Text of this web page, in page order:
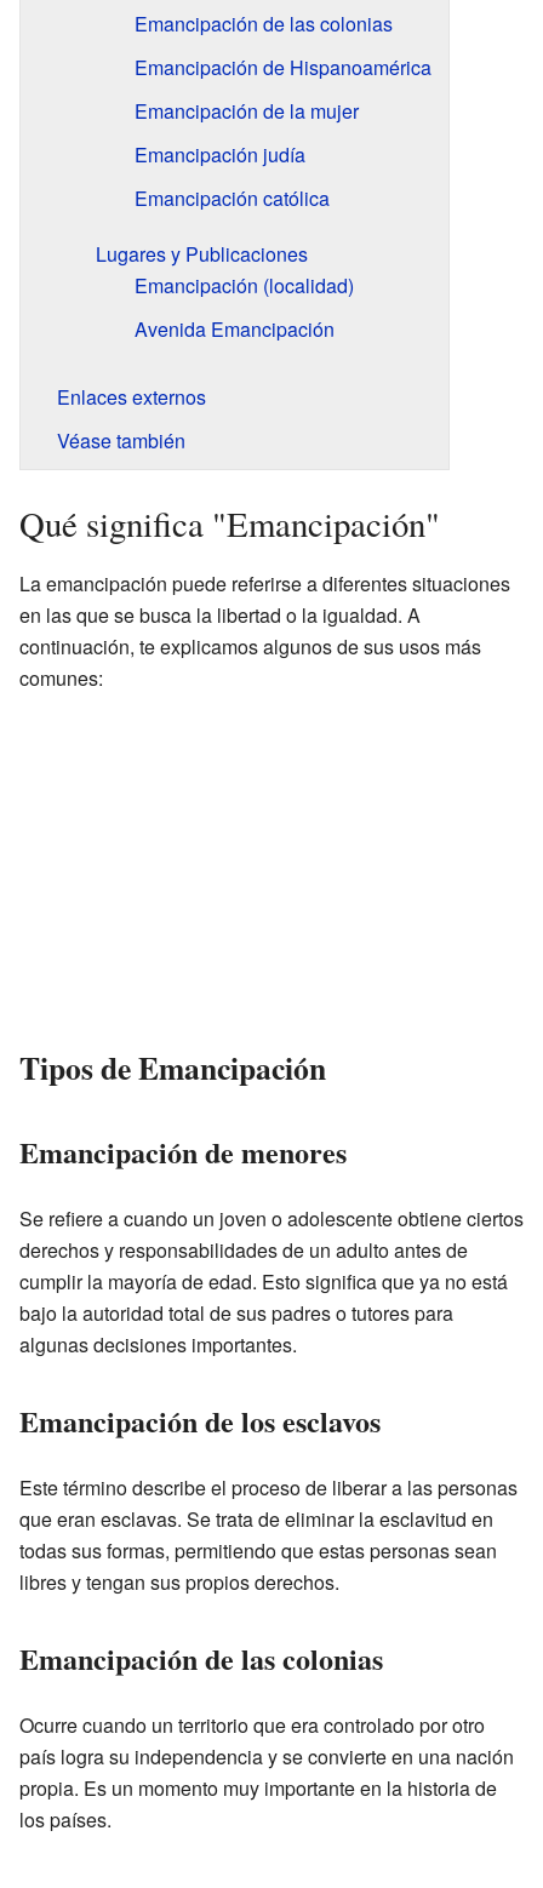
Emancipación de las colonias
Emancipación de Hispanoamérica
Emancipación de la mujer
Emancipación judía
Emancipación católica
Lugares y Publicaciones
Emancipación (localidad)
Avenida Emancipación
Enlaces externos
Véase también
Qué significa "Emancipación"
La emancipación puede referirse a diferentes situaciones
en las que se busca la libertad o la igualdad. A
continuación, te explicamos algunos de sus usos más
comunes:
Tipos de Emancipación
Emancipación de menores
Se refiere a cuando un joven o adolescente obtiene ciertos
derechos y responsabilidades de un adulto antes de
cumplir la mayoría de edad. Esto significa que ya no está
bajo la autoridad total de sus padres o tutores para
algunas decisiones importantes.
Emancipación de los esclavos
Este término describe el proceso de liberar a las personas
que eran esclavas. Se trata de eliminar la esclavitud en
todas sus formas, permitiendo que estas personas sean
libres y tengan sus propios derechos.
Emancipación de las colonias
Ocurre cuando un territorio que era controlado por otro
país logra su independencia y se convierte en una nación
propia. Es un momento muy importante en la historia de
los países.